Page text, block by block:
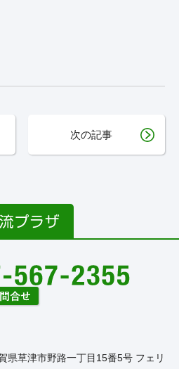
次の記事
県草津市野路一丁目15番5号 フェリ